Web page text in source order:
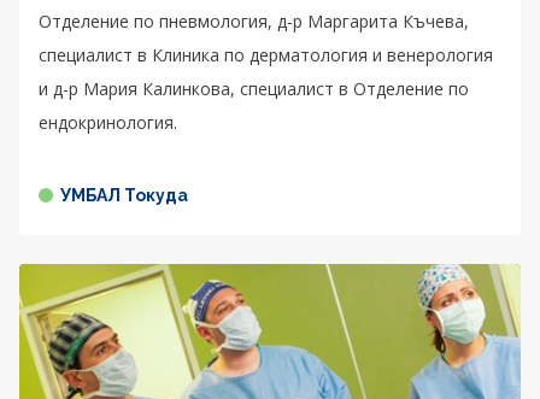
Отделение по пневмология, д-р Маргарита Къчева,
специалист в Клиника по дерматология и венерология
и д-р Мария Калинкова, специалист в Отделение по
ендокринология.
УМБАЛ Токуда